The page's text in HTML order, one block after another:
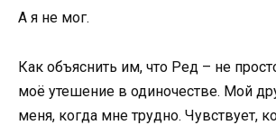
А я не мог.
Как объяснить им, что Ред – не
моё утешение в одиночестве. Мой
меня, когда мне трудно. Чувствует,